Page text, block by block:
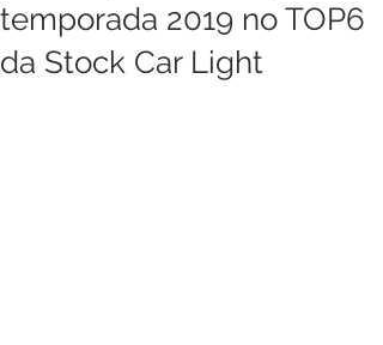
temporada 2019 no TOP6
da Stock Car Light